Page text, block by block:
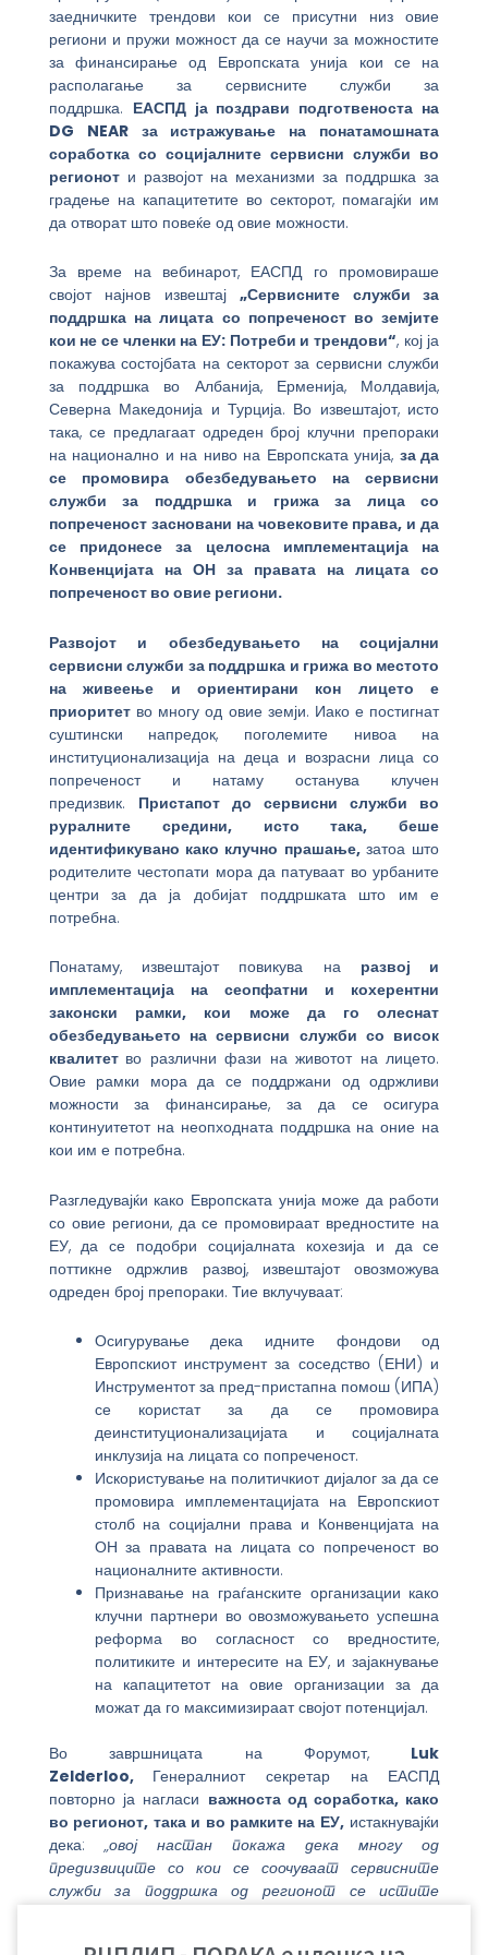
заедничките трендови кои се присутни низ овие
региони и пружи можност да се научи за можностите
за финансирање од Европската унија кои се на
располагање за сервисните служби за
поддршка. ЕАСПД ја поздрави подготвеноста на
DG NEAR за истражување на понатамошната
соработка со социјалните сервисни служби во
регионоти развојот на механизми за поддршка за
градење на капацитетите во секторот, помагајќи им
да отворат што повеќе од овие можности.
За време на вебинарот, ЕАСПД го промовираше
својот најнов извештај„Сервисните служби за
поддршка на лицата со попреченост во земјите
кои не се членки на ЕУ: Потреби и трендови“, кој ја
покажува состојбата на секторот за сервисни служби
за поддршка во Албанија, Ерменија, Молдавија,
Северна Македонија и Турција. Во извештајот, исто
така, се предлагаат одреден број клучни препораки
на национално и на ниво на Европската унија, за да
се промовира обезбедувањето на сервисни
служби за поддршка и грижа за лица со
попреченост засновани на човековите права, и да
се придонесе за целосна имплементација на
Конвенцијата на ОН за правата на лицата со
попреченост во овие региони.
Развојот и обезбедувањето на социјални
сервисни служби за поддршка и грижа во местото
на живеење и ориентирани кон лицето е
приоритетво многу од овие земји. Иако е постигнат
суштински напредок, поголемите нивоа на
институционализација на деца и возрасни лица со
попреченост и натаму останува клучен
предизвик. Пристапот до сервисни служби во
руралните средини, исто така, беше
идентификувано како клучно прашање,затоа што
родителите честопати мора да патуваат во урбаните
центри за да ја добијат поддршката што им е
потребна.
Понатаму, извештајот повикува на развој и
имплементација на сеопфатни и кохерентни
законски рамки, кои може да го олеснат
обезбедувањето на сервисни служби со висок
квалитет во различни фази на животот на лицето.
Овие рамки мора да се поддржани од одржливи
можности за финансирање, за да се осигура
континуитетот на неопходната поддршка на оние на
кои им е потребна.
Разгледувајќи како Европската унија може да работи
со овие региони, да се промовираат вредностите на
ЕУ, да се подобри социјалната кохезија и да се
поттикне одржлив развој, извештајот овозможува
одреден број препораки. Тие вклучуваат:
Осигурување дека идните фондови од
Европскиот инструмент за соседство (ЕНИ) и
Инструментот за пред-пристапна помош (ИПА)
се користат за да се промовира
деинституционализацијата и социјалната
инклузија на лицата со попреченост.
Искористување на политичкиот дијалог за да се
промовира имплементацијата на Европскиот
столб на социјални права и Конвенцијата на
ОН за правата на лицата со попреченост во
националните активности.
Признавање на граѓанските организации како
клучни партнери во овозможувањето успешна
реформа во согласност со вредностите,
политиките и интересите на ЕУ, и зајакнување
на капацитетот на овие организации за да
можат да го максимизираат својот потенцијал.
Во завршницата на Форумот, Luk
Zelderloo, Генералниот секретар на ЕАСПД
повторно ја нагласи важноста од соработка, како
во регионот, така и во рамките на ЕУ,истакнувајќи
дека:„овој настан покажа дека многу од
предизвиците со кои се соочуваат сервисните
служби за поддршка од регионот се истите